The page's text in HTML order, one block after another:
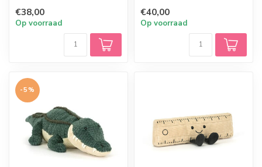
€38,00
Op voorraad
€40,00
Op voorraad
-5%